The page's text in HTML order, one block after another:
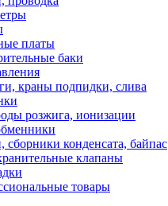
платы
баки
краны подпидки, слива
розжига, ионизации
сборники конденсата, байпас
клапаны
товары